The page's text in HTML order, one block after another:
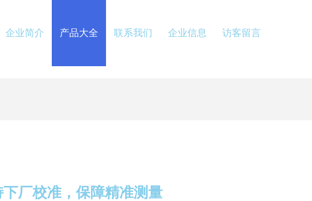
企业简介 产品大全 联系我们 企业信息 访客留言
厂校准，保障精准测量